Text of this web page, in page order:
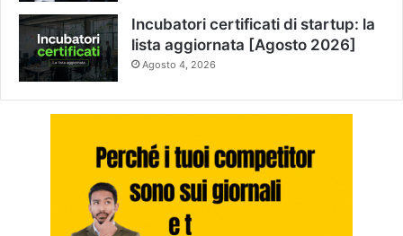
Incubatori certificati di startup: la
lista aggiornata [Agosto 2026]
Agosto 4, 2026